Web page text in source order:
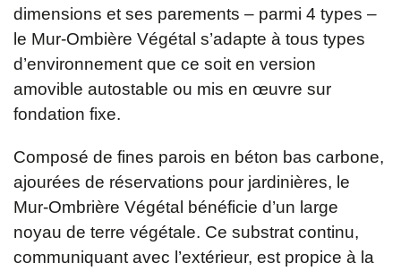
dimensions et ses parements – parmi 4 types –
le Mur-Ombière Végétal s’adapte à tous types
d’environnement que ce soit en version
amovible autostable ou mis en œuvre sur
fondation fixe.
Composé de fines parois en béton bas carbone,
ajourées de réservations pour jardinières, le
Mur-Ombrière Végétal bénéficie d’un large
noyau de terre végétale. Ce substrat continu,
communiquant avec l’extérieur, est propice à la